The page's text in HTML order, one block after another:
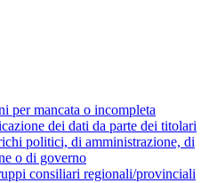
per mancata o incompleta
dei dati da parte dei titolari
politici, di amministrazione, di
o di governo
consiliari regionali/provinciali